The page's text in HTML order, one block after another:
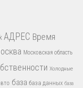
АДРЕС Время
Московская область
Холодные
база база данных база